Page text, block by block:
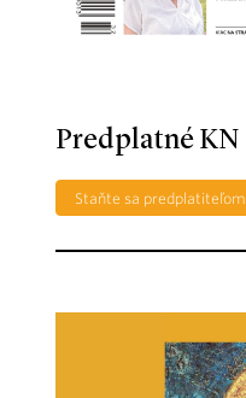
Predplatné KN
Staňte sa predplatiteľom